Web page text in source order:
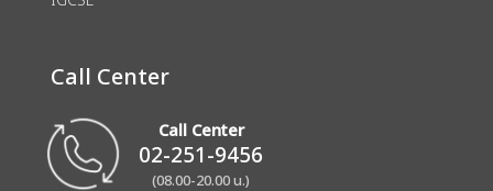
Call Center
Call Center
02-251-9456
(08.00-20.00 น.)